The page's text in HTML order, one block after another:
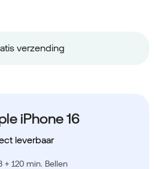
nummerbehoud
iPhone 16
leverbaar
+ 120 min. Bellen